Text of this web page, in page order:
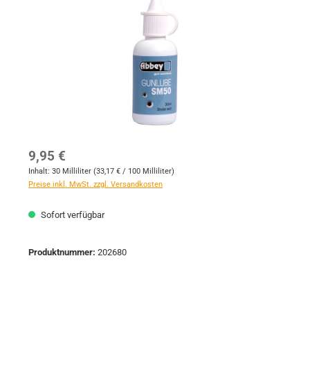
Regulärer Preis:
9,95 €
Inhalt: 30 Milliliter (33,17 € / 100 Milliliter)
Preise inkl. MwSt. zzgl. Versandkosten
Sofort verfügbar
Produktnummer: 202680